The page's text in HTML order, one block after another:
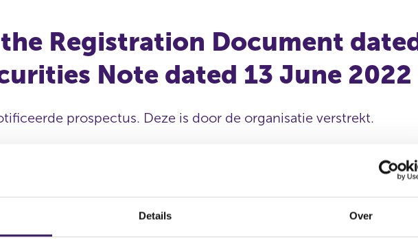
Details Over
Registration Document
Note dated 13 June
prospectus. Deze is door de organisatie verstrekt.
Datum ontvangen
document
22 feb 2023